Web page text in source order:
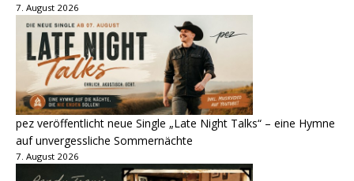
7. August 2026
pez veröffentlicht neue Single „Late Night Talks“ – eine Hymne
auf unvergessliche Sommernächte
7. August 2026